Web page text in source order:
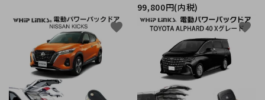
99,800円(内税)
favorite favorite